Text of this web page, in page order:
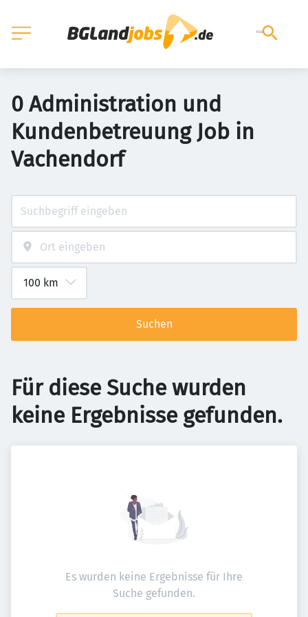
0 Administration und
Kundenbetreuung Job in
Vachendorf
Suchen
Für diese Suche wurden
keine Ergebnisse gefunden.
Es wurden keine Ergebnisse für Ihre
Suche gefunden.